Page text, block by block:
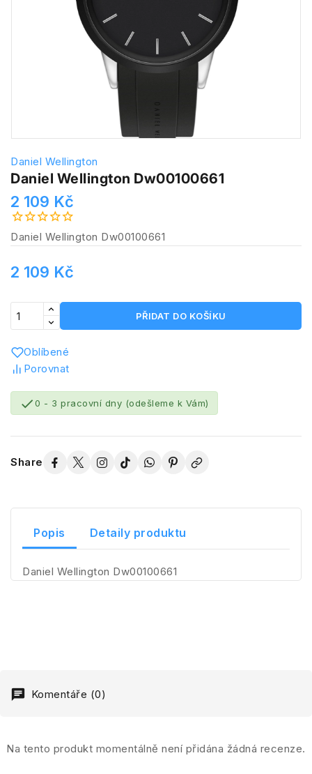
Daniel Wellington
Daniel Wellington Dw00100661
2 109 Kč
Daniel Wellington Dw00100661
2 109 Kč
PŘIDAT DO KOŠÍKU
Oblíbené
Porovnat
0 - 3 pracovní dny (odešleme k Vám)
Share
Popis Detaily produktu
Daniel Wellington Dw00100661
Komentáře (0)
Na tento produkt momentálně není přidána žádná recenze.